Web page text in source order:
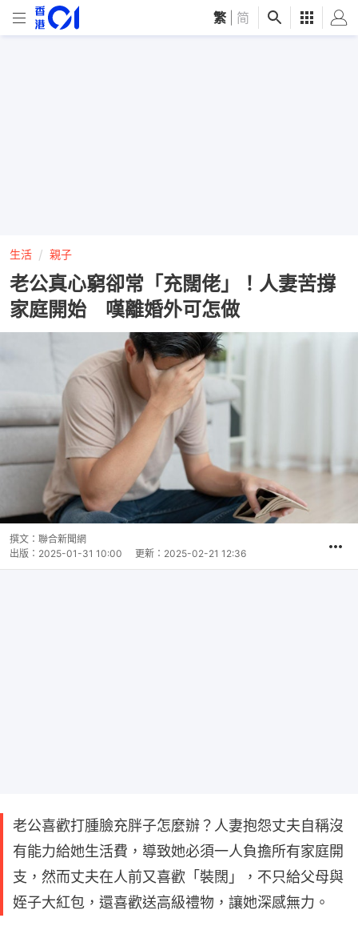
繁 简
生活 親子
老公真心窮卻常「充闊佬」！人妻苦撐
家庭開始 嘆離婚外可怎做
撰文： 聯合新聞網
出版： 2025-01-31 10:00 更新： 2025-02-21 12:36
老公喜歡打腫臉充胖子怎麼辦？人妻抱怨丈夫自稱沒
有能力給她生活費，導致她必須一人負擔所有家庭開
支，然而丈夫在人前又喜歡「裝闊」，不只給父母與
姪子大紅包，還喜歡送高級禮物，讓她深感無力。